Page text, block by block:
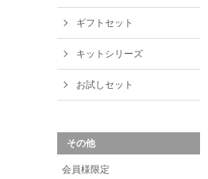
ギフトセット
キットシリーズ
お試しセット
その他
会員様限定